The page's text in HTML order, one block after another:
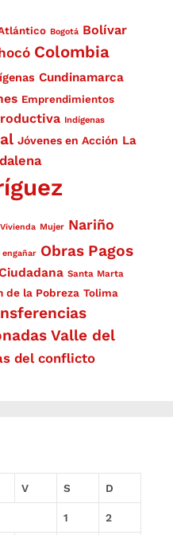
Bogotá Bolívar
Colombia
Cundinamarca
Emprendimientos
Indígenas
Jóvenes en Acción La
Mujer Nariño
engañar Obras Pagos
Santa Marta
de la Pobreza Tolima
Valle del
del conflicto
V S D
1 2